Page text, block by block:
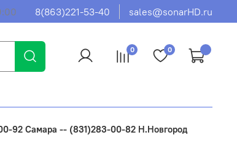
8(863)221-53-40 sales@sonarHD.ru
0 0
92 Самара -- (831)283-00-82 Н.Новгород